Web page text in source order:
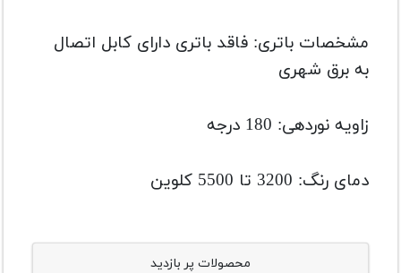
مشخصات باتری: فاقد باتری دارای کابل اتصال
به برق شهری
زاویه نوردهی: 180 درجه
دمای رنگ: 3200 تا 5500 کلوین
محصولات پر بازدید